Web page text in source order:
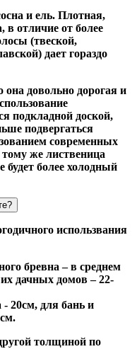
и ель. Плотная,
в отличие от более
(твеской,
дает гораздо
довольно дорогая и
подкладной доской,
подвергаться
современных
же лиственица
будет более холодный
использвания
бревна – в среднем
дачных домов – 22-
- 20см, для бань и
толщиной по